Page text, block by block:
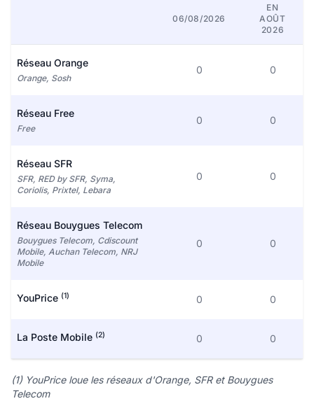
06/08/2026
EN
AOÛT
2026
Réseau Orange
Orange, Sosh
0 0
Réseau Free
Free
0 0
Réseau SFR
SFR, RED by SFR, Syma,
Coriolis, Prixtel, Lebara
0 0
Réseau Bouygues Telecom
Bouygues Telecom, Cdiscount
Mobile, Auchan Telecom, NRJ
Mobile
0 0
YouPrice (1) 0 0
La Poste Mobile (2) 0 0
(1) YouPrice loue les réseaux d'Orange, SFR et Bouygues
Telecom